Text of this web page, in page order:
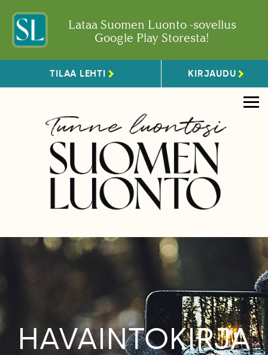
Lataa Suomen Luonto -sovellus
Google Play Storesta!
TILAA LEHTI KIRJAUDU
HAVAINTOKIRJA